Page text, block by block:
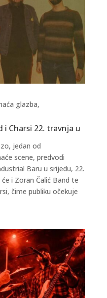
i Charsi 22. travnja u
glazba,
jedan od
scene, predvodi
Baru u srijedu, 22.
i Zoran Čalić Band te
čime publiku očekuje